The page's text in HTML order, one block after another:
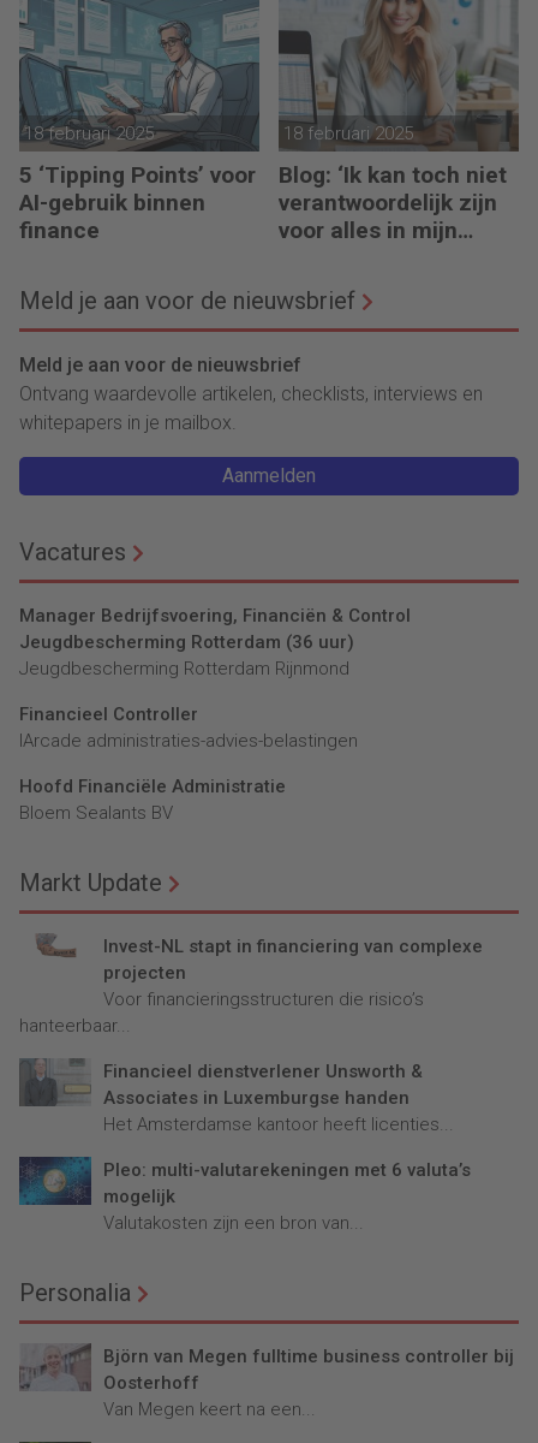
18 februari 2025
5 ‘Tipping Points’ voor
AI-gebruik binnen
finance
18 februari 2025
Blog: ‘Ik kan toch niet
verantwoordelijk zijn
voor alles in mijn
Meld je aan voor de nieuwsbrief
Meld je aan voor de nieuwsbrief
Ontvang waardevolle artikelen, checklists, interviews en
whitepapers in je mailbox.
Aanmelden
Vacatures
Manager Bedrijfsvoering, Financiën & Control
Jeugdbescherming Rotterdam (36 uur)
Jeugdbescherming Rotterdam Rijnmond
Financieel Controller
lArcade administraties-advies-belastingen
Hoofd Financiële Administratie
Bloem Sealants BV
Markt Update
Invest-NL stapt in financiering van complexe
projecten
Voor financieringsstructuren die risico’s
hanteerbaar...
Financieel dienstverlener Unsworth &
Associates in Luxemburgse handen
Het Amsterdamse kantoor heeft licenties...
Pleo: multi-valutarekeningen met 6 valuta’s
mogelijk
Valutakosten zijn een bron van...
Personalia
Björn van Megen fulltime business controller bij
Oosterhoff
Van Megen keert na een...